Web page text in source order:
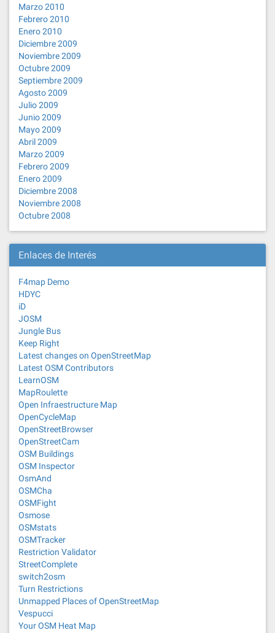
Marzo 2010
Febrero 2010
Enero 2010
Diciembre 2009
Noviembre 2009
Octubre 2009
Septiembre 2009
Agosto 2009
Julio 2009
Junio 2009
Mayo 2009
Abril 2009
Marzo 2009
Febrero 2009
Enero 2009
Diciembre 2008
Noviembre 2008
Octubre 2008
Enlaces de Interés
F4map Demo
HDYC
iD
JOSM
Jungle Bus
Keep Right
Latest changes on OpenStreetMap
Latest OSM Contributors
LearnOSM
MapRoulette
Open Infraestructure Map
OpenCycleMap
OpenStreetBrowser
OpenStreetCam
OSM Buildings
OSM Inspector
OsmAnd
OSMCha
OSMFight
Osmose
OSMstats
OSMTracker
Restriction Validator
StreetComplete
switch2osm
Turn Restrictions
Unmapped Places of OpenStreetMap
Vespucci
Your OSM Heat Map